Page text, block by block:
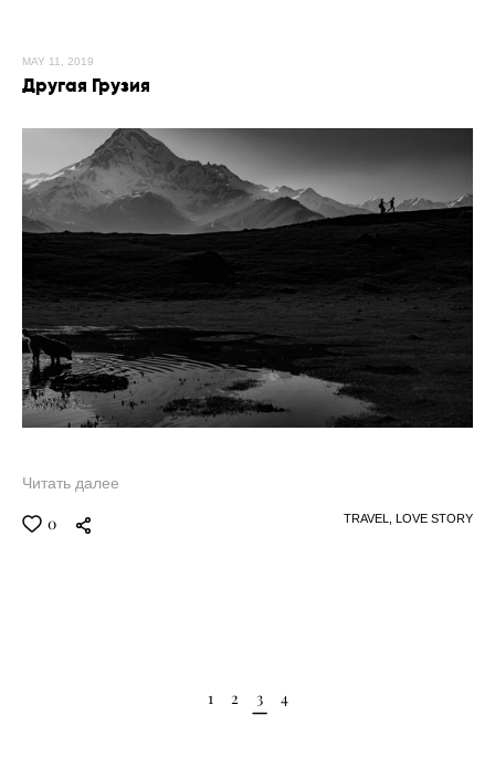
Читать далее
0 TRAVEL, LOVE STORY
MAY 11, 2019
Другая Грузия
1 2 3 4